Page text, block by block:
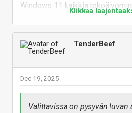
Windows 11 kaikkia
copilotteja vaan ihmisten pitää
Vastaa
Klikkaa
TenderBeef
Dec 19, 2025
Valittavissa on pysyvän luvan